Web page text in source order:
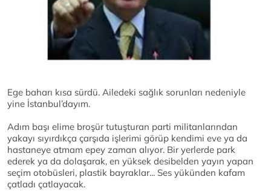
Ege baharı kısa sürdü. Ailedeki sağlık sorunları nedeniyle
yine İstanbul’dayım.
Adım başı elime broşür tutuşturan parti militanlarından
yakayı sıyırdıkça çarşıda işlerimi görüp kendimi eve ya da
hastaneye atmam epey zaman alıyor. Bir yerlerde park
ederek ya da dolaşarak, en yüksek desibelden yayın yapan
seçim otobüsleri, plastik bayraklar... Ses yükünden kafam
çatladı çatlayacak.